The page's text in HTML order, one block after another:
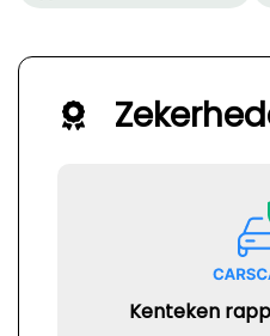
Kenteken